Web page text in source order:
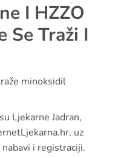
I HZZO
Se Traži I
minoksidil
Ljekarne Jadran,
uz
i registraciji.